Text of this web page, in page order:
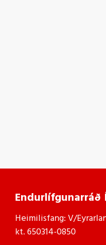
Endurlífgunarráð
Heimilisfang: V/
kt. 650314-0850